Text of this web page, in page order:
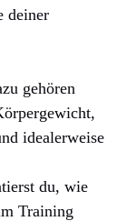
deiner
gehören
idealerweise
du, wie
Training